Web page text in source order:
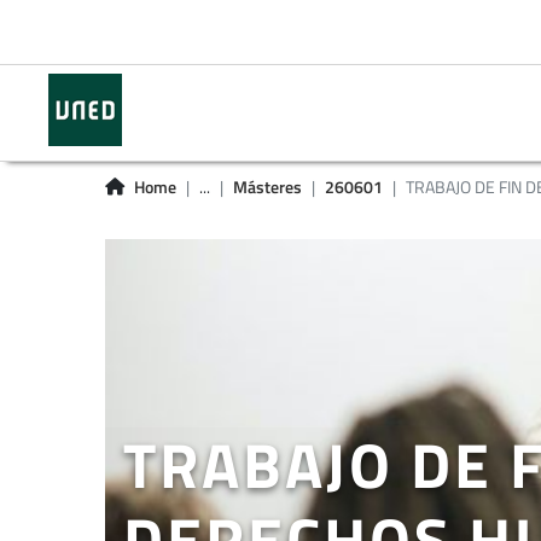
Home ... Másteres 260601 TRABAJO DE FIN
TRABAJO DE